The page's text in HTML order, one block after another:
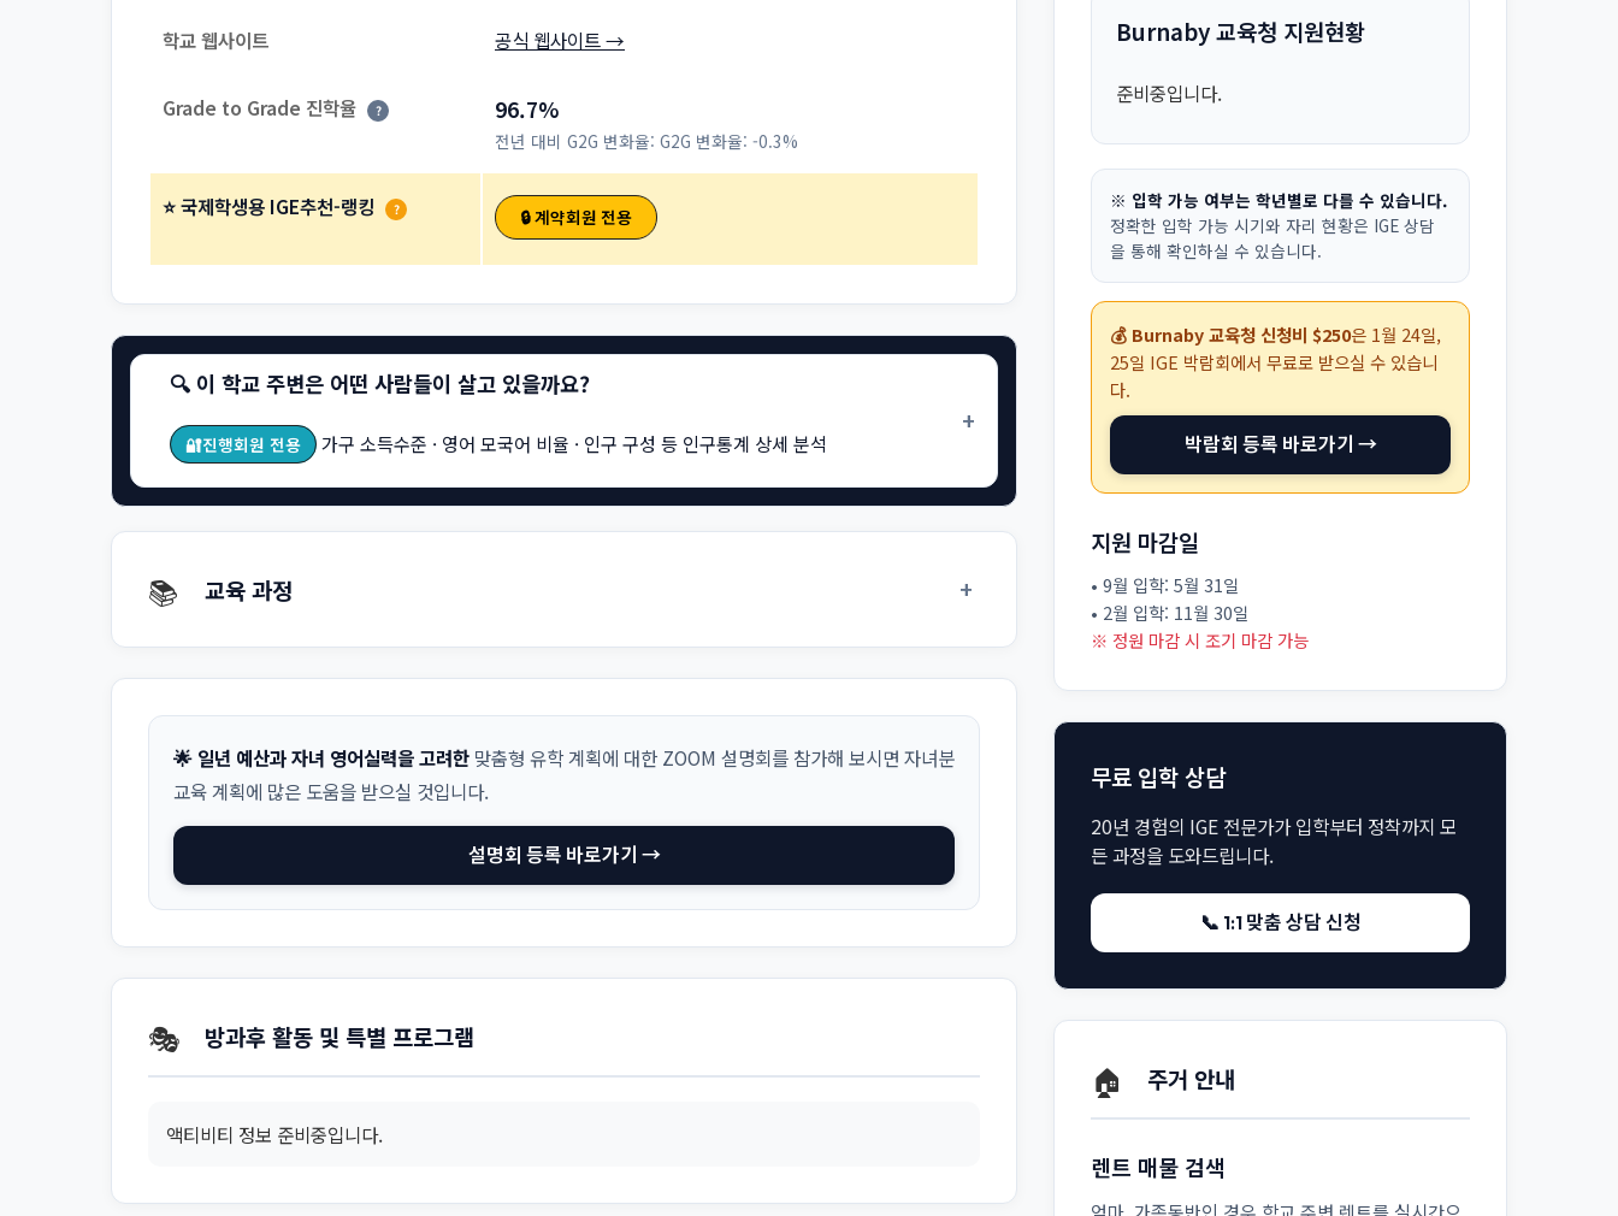
학교 웹사이트 공식 웹사이트 →
Grade to Grade 진학율 ? 96.7%
전년 대비 G2G 변화율: G2G 변화율: -0.3%
⭐ 국제학생용 IGE추천-랭킹 ? 🔒 계약회원 전용
🔍 이 학교 주변은 어떤 사람들이 살고 있을까요?
🔐진행회원 전용 가구 소득수준 · 영어 모국어 비율 · 인구 구성 등 인구통계 상세 분석
+
📚 교육 과정 +
🌟 일년 예산과 자녀 영어실력을 고려한 맞춤형 유학 계획에 대한 ZOOM 설명회를 참가해 보시면 자녀분
교육 계획에 많은 도움을 받으실 것입니다.
설명회 등록 바로가기 →
🎭 방과후 활동 및 특별 프로그램
액티비티 정보 준비중입니다.
Burnaby 교육청 지원현황
준비중입니다.
※ 입학 가능 여부는 학년별로 다를 수 있습니다.
정확한 입학 가능 시기와 자리 현황은 IGE 상담
을 통해 확인하실 수 있습니다.
💰 Burnaby 교육청 신청비 $250은 1월 24일,
25일 IGE 박람회에서 무료로 받으실 수 있습니
다.
박람회 등록 바로가기 →
지원 마감일
• 9월 입학: 5월 31일
• 2월 입학: 11월 30일
※ 정원 마감 시 조기 마감 가능
무료 입학 상담
20년 경험의 IGE 전문가가 입학부터 정착까지 모
든 과정을 도와드립니다.
📞 1:1 맞춤 상담 신청
🏠 주거 안내
렌트 매물 검색